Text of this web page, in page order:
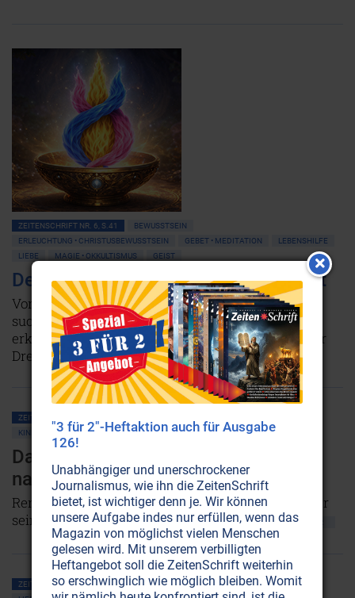
ZEITENSCHRIFT NR. 6, S.41
BEWUSSTSEIN
ERLEUCHTUNG • CHRISTUSBEWUSSTSEIN
GEBET • MEDITATION
LEBENSHILFE
LIEBE
MAGIE • OKKULTISMUS GEIST
Der Funke, der uns unsterblich macht
Vorbei die Zeit, da der Mensch Gott im Himmel
suchte. Nun ist die Stunde gekommen, da wir Ihn
erkennen sollen, wo Er uns am nächsten ist: In der
Dreifältigen Flamme im Herzen.Weiterlesen...
ZEITENSCHRIFT NR. 6, S.53
KINDER • JUGEND
LEBENSHILFE LIEBE PSYCHOLOGIE DROGEN
Das Drogenproblem: Auf der Suche
nach der verlorenen Einheit
René Egli, Autor des Buches ‘Das Lola-Prinzip’, über
seine Sicht des Drogenproblems.
NICHT ONLINE VERFÜGBAR
ZEITENSCHRIFT NR. 4, S.22 GELD-TIPPS WIRTSCHAFT
LEBENSHILFE
"3 für 2"-Heftaktion auch für Ausgabe
126!
Unabhängiger und unerschrockener
Journalismus, wie ihn die ZeitenSchrift
bietet, ist wichtiger denn je. Wir können
unsere Aufgabe indes nur erfüllen, wenn das
Magazin von möglichst vielen Menschen
gelesen wird. Mit unserem verbilligten
Heftangebot soll die ZeitenSchrift weiterhin
so erschwinglich wie möglich bleiben. Womit